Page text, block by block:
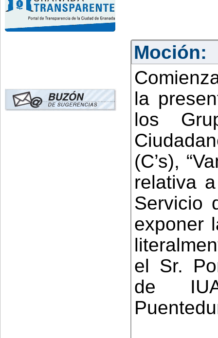
Moción:
la
los
(C’s),
relativa
Servicio
exponer
el Sr.
de